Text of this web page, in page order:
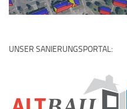
UNSER SANIERUNGSPORTAL: